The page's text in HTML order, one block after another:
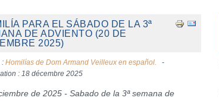
PARA EL SÁBADO DE LA 3ª
DE ADVIENTO (20 DE
2025)
: Homilías de Dom Armand Veilleux en español.
: 18 décembre 2025
de 2025 - Sabado de la 3ª semana de